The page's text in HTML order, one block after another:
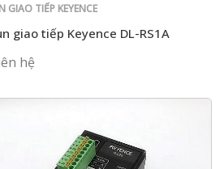
GIAO TIẾP KEYENCE
giao tiếp Keyence DL-RS1A
hệ